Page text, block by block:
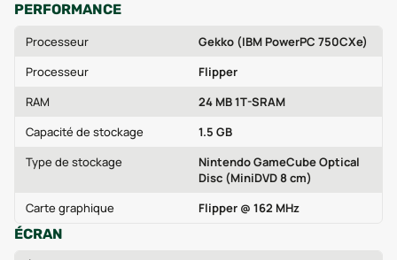
PERFORMANCE
Processeur
Gekko (IBM PowerPC 750CXe)
Processeur
Flipper
RAM
24 MB 1T-SRAM
Capacité de stockage
1.5 GB
Type de stockage
Nintendo GameCube Optical
Disc (MiniDVD 8 cm)
Carte graphique
Flipper @ 162 MHz
ÉCRAN